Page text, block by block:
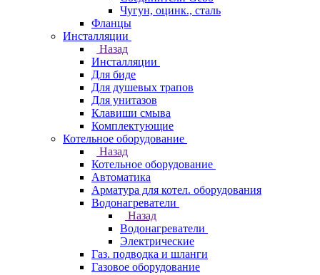
Чугун, оцинк., сталь
Фланцы
Инсталляции
Назад
Инсталляции
Для биде
Для душевых трапов
Для унитазов
Клавиши смыва
Комплектующие
Котельное оборудование
Назад
Котельное оборудование
Автоматика
Арматура для котел. оборудования
Водонагреватели
Назад
Водонагреватели
Электрические
Газ. подводка и шланги
Газовое оборудование